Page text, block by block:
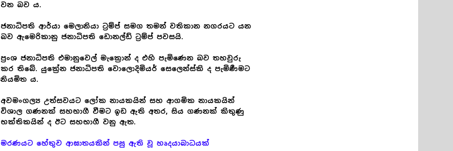
වන බව ය.
ජනාධිපති ආර්යා මෙලානියා ට්‍රම්ප් සමග තමන් වතිකාන නගරයට යන
බව ඇමෙරිකානු ජනාධිපති ඩොනල්ඩ් ට්‍රම්ප් පවසයි.
ප්‍රංශ ජනාධිපති එමානුවෙල් මැක්‍රොන් ද එහි පැමිණෙන බව තහවුරු
කර තිබේ. යුක්‍රේන ජනාධිපති වොලොදිමියර් සෙලෙන්ස්කි ද පැමිණීමට
නියමිත ය.
අවමංගල්‍ය උත්සවයට ලෝක නායකයින් සහ ආගමික නායකයින්
විශාල ගණනක් සහභාගී වීමට ඉඩ ඇති අතර, සිය ගණනක් කිතුණු
භක්තිකයින් ද ඊට සහභාගී වනු ඇත.
මරණයට හේතුව ආඝාතයකින් පසු ඇති වූ හෘදයාබාධයක්